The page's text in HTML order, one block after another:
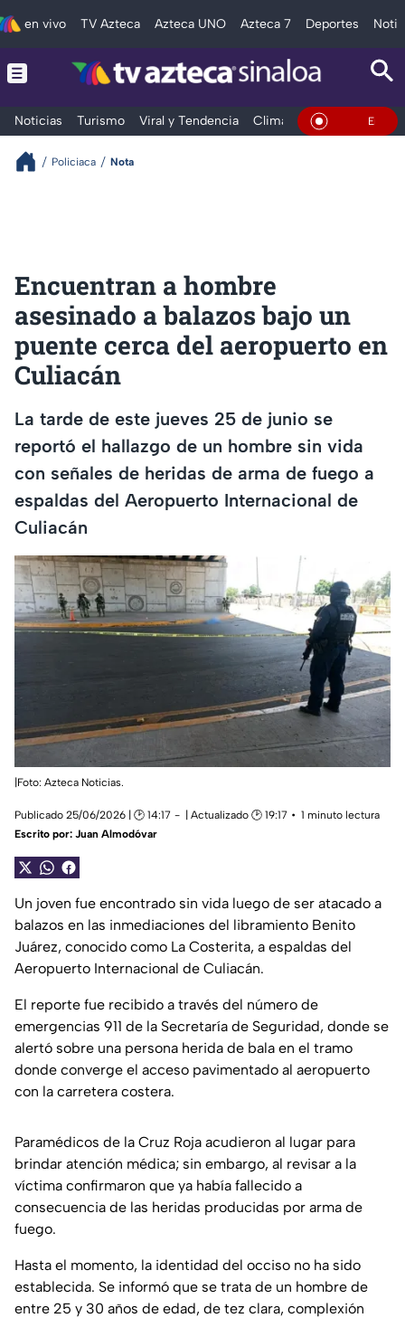
en vivo TV Azteca Azteca UNO Azteca 7 Deportes
Noticias Turismo Viral y Tendencia Clima Deportes En Vivo
Policiaca Nota
Encuentran a hombre
asesinado a balazos bajo un
puente cerca del aeropuerto en
Culiacán
La tarde de este jueves 25 de junio se
reportó el hallazgo de un hombre sin vida
con señales de heridas de arma de fuego a
espaldas del Aeropuerto Internacional de
Culiacán
|Foto: Azteca Noticias.
Publicado 25/06/2026 | 🕑 14:17 | Actualizado 🕑 19:17
1 minuto lectura
Escrito por: Juan Almodóvar
Un joven fue encontrado sin vida luego de ser atacado a
balazos en las inmediaciones del libramiento Benito
Juárez, conocido como La Costerita, a espaldas del
Aeropuerto Internacional de Culiacán.
El reporte fue recibido a través del número de
emergencias 911 de la Secretaría de Seguridad, donde se
alertó sobre una persona herida de bala en el tramo
donde converge el acceso pavimentado al aeropuerto
con la carretera costera.
Paramédicos de la Cruz Roja acudieron al lugar para
brindar atención médica; sin embargo, al revisar a la
víctima confirmaron que ya había fallecido a
consecuencia de las heridas producidas por arma de
fuego.
Hasta el momento, la identidad del occiso no ha sido
establecida. Se informó que se trata de un hombre de
entre 25 y 30 años de edad, de tez clara, complexión